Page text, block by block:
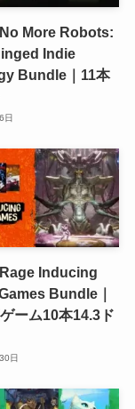
More Robots:
Indie
Bundle｜11本
日
Inducing
Bundle｜
ーム10本14.3ド
日